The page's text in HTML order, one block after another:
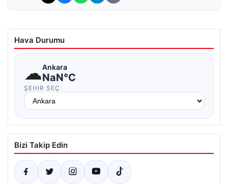
Hava Durumu
☁Ankara
NaN°C
ŞEHIR SEÇ
Bizi Takip Edin